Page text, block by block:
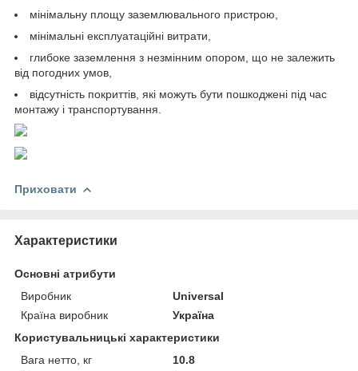
мінімальну площу заземлювального пристрою,
мінімальні експлуатаційні витрати,
глибоке заземлення з незмінним опором, що не залежить
від погодних умов,
відсутність покриттів, які можуть бути пошкоджені під час
монтажу і транспортування.
Приховати
Характеристики
Основні атрибути
Виробник
Universal
Країна виробник
Україна
Користувальницькі характеристики
Вага нетто, кг
10.8